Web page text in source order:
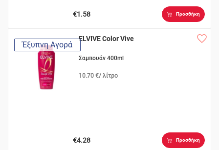
€1.58 Προσθήκη
Έξυπνη Αγορά
ELVIVE Color Vive
Σαμπουάν 400ml
10.70 €/ λίτρο
€4.28 Προσθήκη